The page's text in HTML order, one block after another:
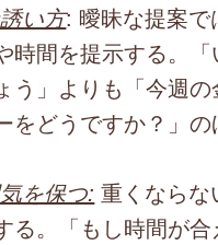
い方: 曖昧な提案
時間を提示する。
う」よりも「今週
をどうですか？」
を保つ: 重くならな
る。「もし時間が